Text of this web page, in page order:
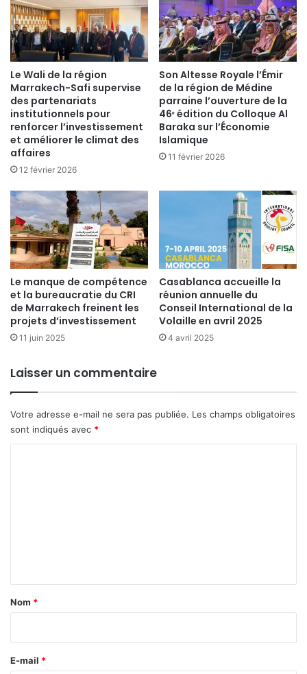
Le Wali de la région
Marrakech-Safi supervise
des partenariats
institutionnels pour
renforcer l’investissement
et améliorer le climat des
affaires
12 février 2026
Son Altesse Royale l’Émir
de la région de Médine
parraine l’ouverture de la
46ᵉ édition du Colloque Al
Baraka sur l’Économie
Islamique
11 février 2026
Le manque de compétence
et la bureaucratie du CRI
de Marrakech freinent les
projets d’investissement
11 juin 2025
Casablanca accueille la
réunion annuelle du
Conseil International de la
Volaille en avril 2025
4 avril 2025
Laisser un commentaire
Votre adresse e-mail ne sera pas publiée. Les champs obligatoires
sont indiqués avec *
a
e
Nom *
E-mail *